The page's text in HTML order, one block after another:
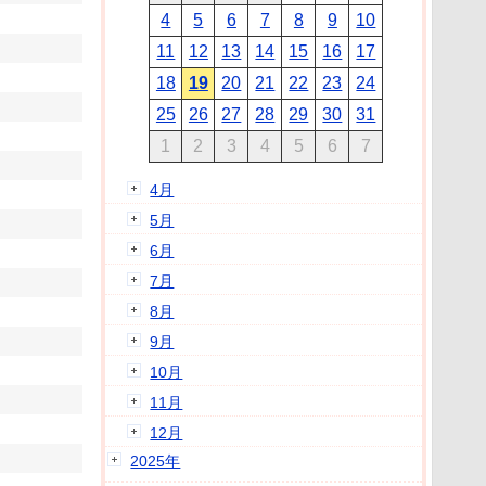
4 5 6 7 8 9
10
11
12 13 14 15 16
17
18
19 20 21 22 23
24
25
26 27 28 29 30
31
1
2 3 4 5 6 7
4月
5月
6月
7月
8月
9月
10月
11月
12月
2025年